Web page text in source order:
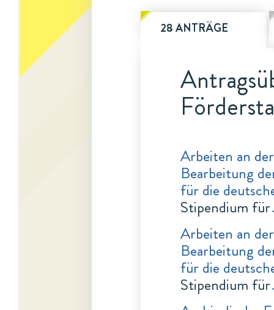
28 ANTRÄGE
Arbeiten an
Bearbeitung
für die
Stipendium für
Arbeiten an
Bearbeitung
für die
Stipendium für